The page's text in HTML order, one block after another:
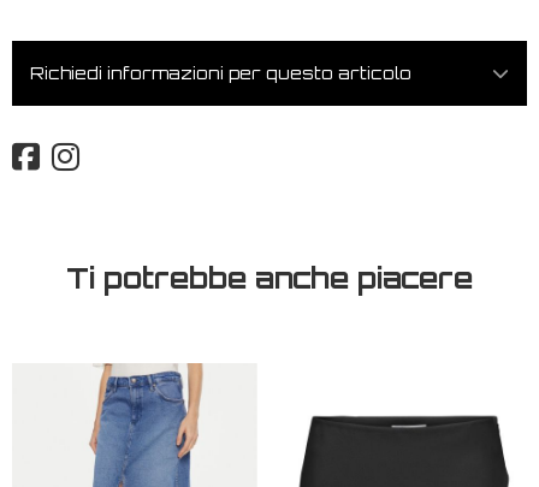
Richiedi informazioni per questo articolo
Ti potrebbe anche piacere